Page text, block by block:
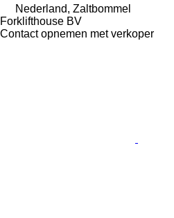
Nederland, Zaltbommel
Forklifthouse BV
Contact opnemen met verkoper